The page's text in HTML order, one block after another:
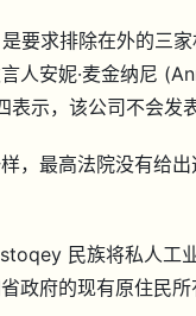
要求排除在外的三
人安妮·麦金纳尼
示，该公司不会发
，最高法院没有给
民族将私人工
政府的现有原住民所